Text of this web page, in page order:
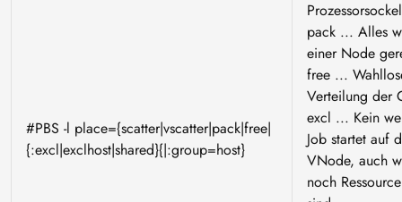
#PBS -l place={scatter|vscatter|pack|free|
{:excl|exclhost|shared}{|:group=host}
pack ... Alles
einer Node
free ...
Verteilung der
excl ... Kein
Job startet auf
VNode, auch
noch